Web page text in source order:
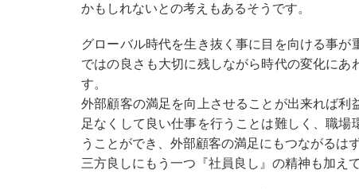
かもしれないとの考えもあるそうです。
グローバル時代を生き抜く事に目を向ける事
ではの良さも大切に残しながら時代の変化に
す。
外部顧客の満足を向上させることが出来れば
足なくして良い仕事を行うことは難しく、職
うことができ、外部顧客の満足にもつながるはず
三方良しにもう一つ『社員良し』の精神も加え